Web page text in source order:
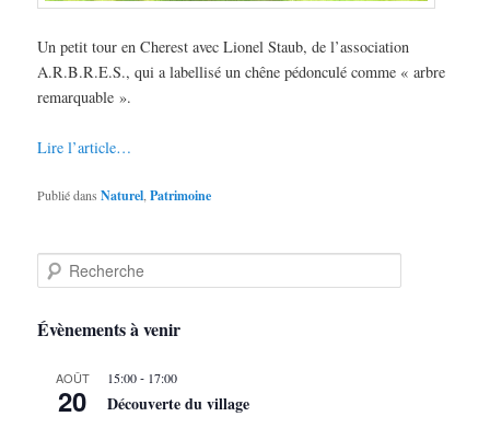
Un petit tour en Cherest avec Lionel Staub, de l’association
A.R.B.R.E.S., qui a labellisé un chêne pédonculé comme « arbre
remarquable ».
Lire l’article…
Publié dans Naturel,Patrimoine
e
h
Évènements à venir
AOÛT
20
15:00- 17:00
Découverte du village